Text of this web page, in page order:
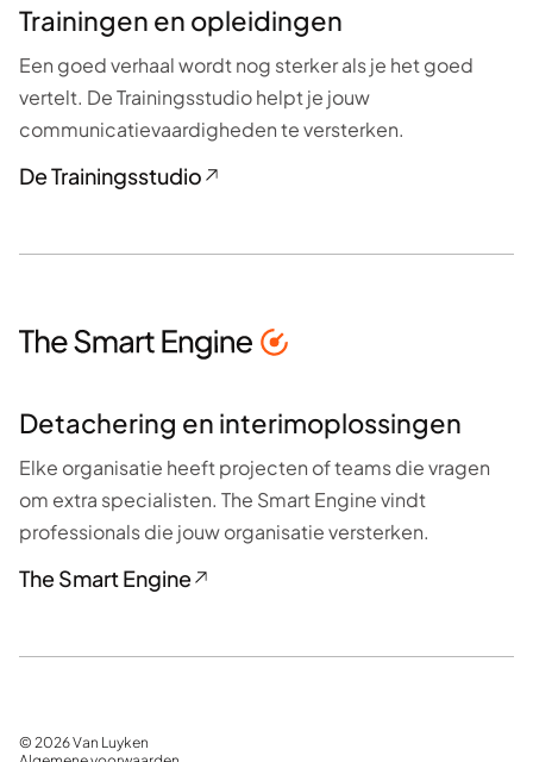
Trainingen en opleidingen
Een goed verhaal wordt nog sterker als je het goed
vertelt. De Trainingsstudio helpt je jouw
communicatievaardigheden te versterken.
De Trainingsstudio
Detachering en interimoplossingen
Elke organisatie heeft projecten of teams die vragen
om extra specialisten. The Smart Engine vindt
professionals die jouw organisatie versterken.
The Smart Engine
© 2026 Van Luyken